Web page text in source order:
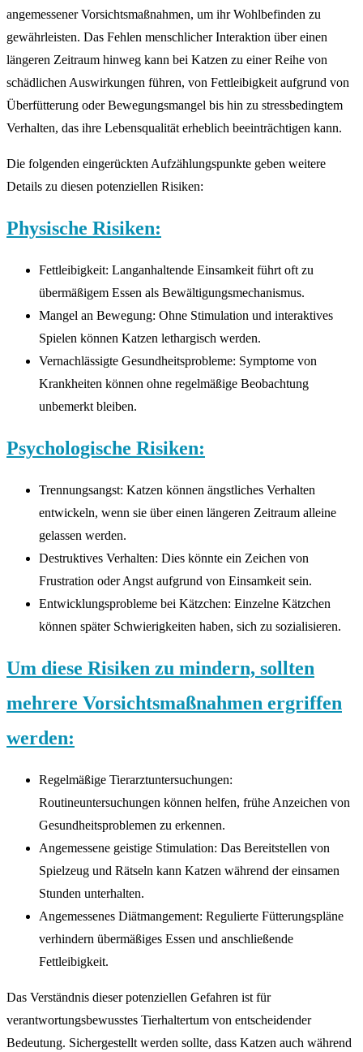
angemessener Vorsichtsmaßnahmen, um ihr Wohlbefinden zu
gewährleisten. Das Fehlen menschlicher Interaktion über einen
längeren Zeitraum hinweg kann bei Katzen zu einer Reihe von
schädlichen Auswirkungen führen, von Fettleibigkeit aufgrund von
Überfütterung oder Bewegungsmangel bis hin zu stressbedingtem
Verhalten, das ihre Lebensqualität erheblich beeinträchtigen kann.
Die folgenden eingerückten Aufzählungspunkte geben weitere
Details zu diesen potenziellen Risiken:
Physische Risiken:
Fettleibigkeit: Langanhaltende Einsamkeit führt oft zu
übermäßigem Essen als Bewältigungsmechanismus.
Mangel an Bewegung: Ohne Stimulation und interaktives
Spielen können Katzen lethargisch werden.
Vernachlässigte Gesundheitsprobleme: Symptome von
Krankheiten können ohne regelmäßige Beobachtung
unbemerkt bleiben.
Psychologische Risiken:
Trennungsangst: Katzen können ängstliches Verhalten
entwickeln, wenn sie über einen längeren Zeitraum alleine
gelassen werden.
Destruktives Verhalten: Dies könnte ein Zeichen von
Frustration oder Angst aufgrund von Einsamkeit sein.
Entwicklungsprobleme bei Kätzchen: Einzelne Kätzchen
können später Schwierigkeiten haben, sich zu sozialisieren.
Um diese Risiken zu mindern, sollten
mehrere Vorsichtsmaßnahmen ergriffen
werden:
Regelmäßige Tierarztuntersuchungen:
Routineuntersuchungen können helfen, frühe Anzeichen von
Gesundheitsproblemen zu erkennen.
Angemessene geistige Stimulation: Das Bereitstellen von
Spielzeug und Rätseln kann Katzen während der einsamen
Stunden unterhalten.
Angemessenes Diätmangement: Regulierte Fütterungspläne
verhindern übermäßiges Essen und anschließende
Fettleibigkeit.
Das Verständnis dieser potenziellen Gefahren ist für
verantwortungsbewusstes Tierhaltertum von entscheidender
Bedeutung. Sichergestellt werden sollte, dass Katzen auch während